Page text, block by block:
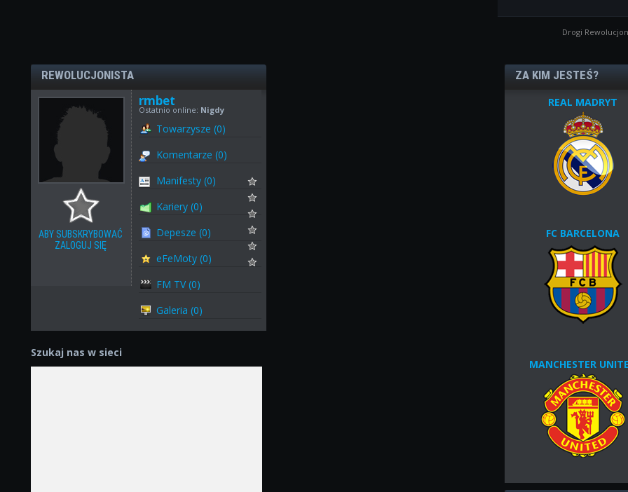
Drogi
REWOLUCJONISTA
ABY SUBSKRYBOWAĆ
ZALOGUJ SIĘ
rmbet
Ostatnio online: Nigdy
Towarzysze (0)
Komentarze (0)
Manifesty (0)
Kariery (0)
Depesze (0)
eFeMoty (0)
FM TV (0)
Galeria (0)
Szukaj nas w sieci
ZA KIM JESTEŚ?
REAL MADRYT
FC BARCELONA
MANCHESTER